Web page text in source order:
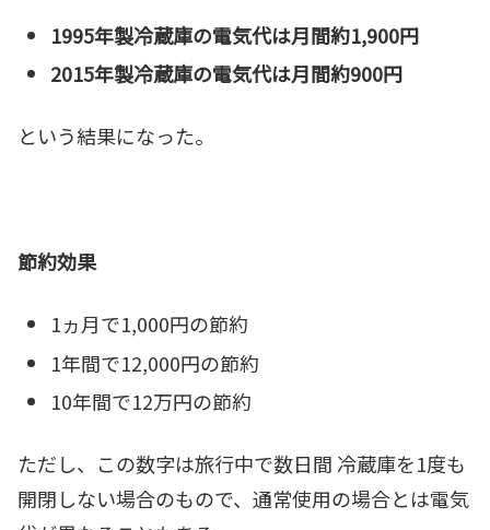
1995年製冷蔵庫の電気代は月間約1,900円
2015年製冷蔵庫の電気代は月間約900円
という結果になった。
節約効果
1ヵ月で1,000円の節約
1年間で12,000円の節約
10年間で12万円の節約
ただし、この数字は旅行中で数日間 冷蔵庫を1度も
開閉しない場合のもので、通常使用の場合とは電気